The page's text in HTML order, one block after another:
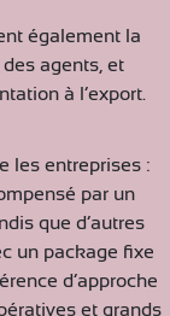
également la
agents, et
à l’export.
les entreprises :
par un
que d’autres
un package fixe
d’approche
et grands